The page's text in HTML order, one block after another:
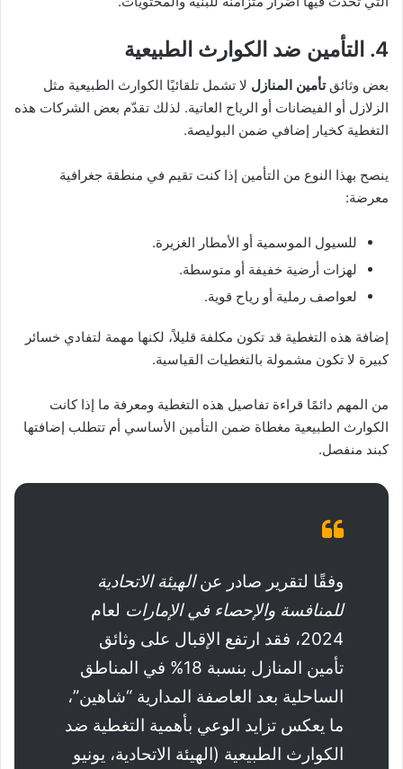
4. التأمين ضد الكوارث الطبيعية
بعض وثائقتأمين المنازل لا تشمل تلقائيًا الكوارث الطبيعية مثل
الزلازل أو الفيضانات أو الرياح العاتية. لذلك تقدّم بعض الشركات هذه
التغطية كخيار إضافي ضمن البوليصة.
ينصح بهذا النوع من التأمين إذا كنت تقيم في منطقة جغرافية
معرضة:
للسيول الموسمية أو الأمطار الغزيرة.
لهزات أرضية خفيفة أو متوسطة.
لعواصف رملية أو رياح قوية.
إضافة هذه التغطية قد تكون مكلفة قليلاً، لكنها مهمة لتفادي خسائر
كبيرة لا تكون مشمولة بالتغطيات القياسية.
من المهم دائمًا قراءة تفاصيل هذه التغطية ومعرفة ما إذا كانت
الكوارث الطبيعية مغطاة ضمن التأمين الأساسي أم تتطلب إضافتها
كبند منفصل.
وفقًا لتقرير صادر عنالهيئة الاتحادية
للمنافسة والإحصاء في الإمارات لعام
2024، فقد ارتفع الإقبال على وثائق
تأمين المنازل بنسبة 18% في المناطق
الساحلية بعد العاصفة المدارية “شاهين”،
ما يعكس تزايد الوعي بأهمية التغطية ضد
الكوارث الطبيعية (الهيئة الاتحادية، يونيو